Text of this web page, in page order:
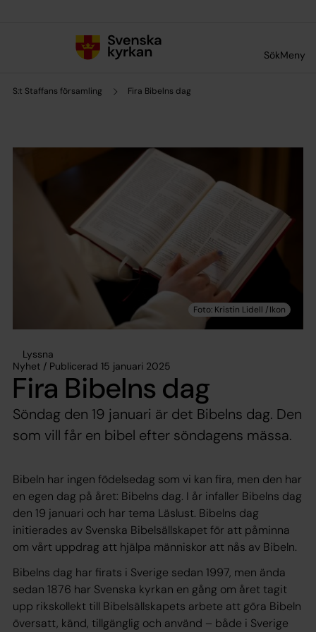
SökMeny
S:t Staffans församling Fira Bibelns dag
Lyssna
Nyhet / Publicerad 15 januari 2025
Fira Bibelns dag
Söndag den 19 januari är det Bibelns dag. Den
som vill får en bibel efter söndagens mässa.
Bibeln har ingen födelsedag som vi kan fira, men den har
en egen dag på året: Bibelns dag. I år infaller Bibelns dag
den 19 januari och har tema Läslust. Bibelns dag
initierades av Svenska Bibelsällskapet för att påminna
om vårt uppdrag att hjälpa människor att nås av Bibeln.
Bibelns dag har firats i Sverige sedan 1997, men ända
sedan 1876 har Svenska kyrkan en gång om året tagit
upp rikskollekt till Bibelsällskapets arbete att göra Bibeln
översatt, känd, tillgänglig och använd – både i Sverige